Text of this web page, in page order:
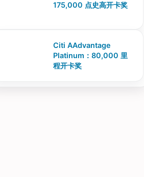
175,000 点史高开卡奖
Citi AAdvantage
Platinum：80,000 里
程开卡奖